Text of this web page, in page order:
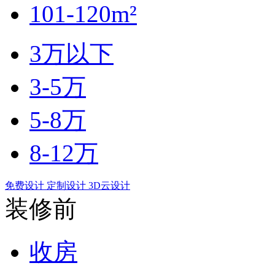
101-120m²
3万以下
3-5万
5-8万
8-12万
免费设计 定制设计 3D云设计
装修前
收房